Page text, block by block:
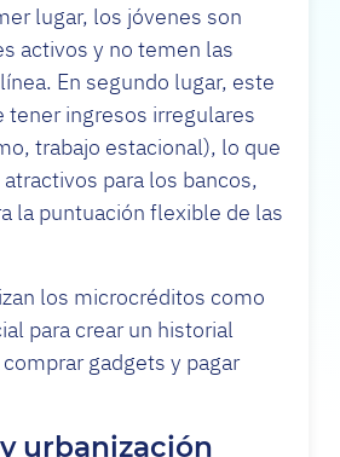
lugar, los jóvenes son
activos y no temen las
En segundo lugar, este
tener ingresos irregulares
trabajo estacional), lo que
para los bancos,
la puntuación flexible de las
los microcréditos como
para crear un historial
gadgets y pagar
urbanización